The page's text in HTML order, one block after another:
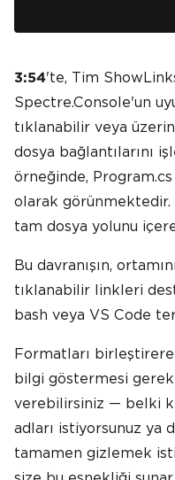
3:54'te, Tim
Spectre.Console'un
tıklanabilir veya
dosya bağlantılarını
örneğinde,
olarak
tam dosya yolunu
Bu davranışın,
tıklanabilir linkleri
bash veya VS Code
Formatları
bilgi göstermesi
verebilirsiniz — belki
adları istiyorsunuz ya
tamamen gizlemek